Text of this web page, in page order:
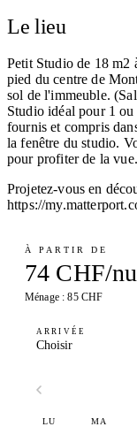
Le lieu
Petit Studio de 18 m2
pied du centre de
sol de l'immeuble.
Studio idéal pour 1
fournis et compris
la fenêtre du studio.
pour profiter de la vue.
Projetez-vous en
https://
À PARTIR DE
74 CHF/
Ménage : 85 CHF
ARRIVÉE
Choisir
LU MA